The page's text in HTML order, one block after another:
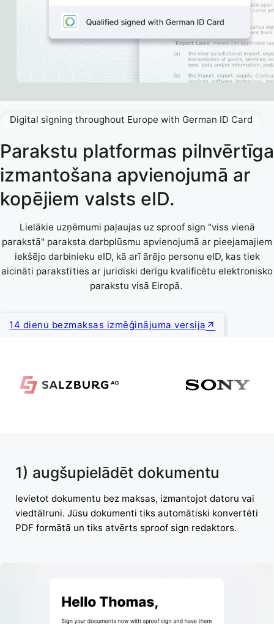
Parakstu platformas pilnvērtīga
izmantošana apvienojumā ar
kopējiem valsts eID.
Lielākie uzņēmumi paļaujas uz sproof sign "viss vienā
parakstā" paraksta darbplūsmu apvienojumā ar pieejamajiem
iekšējo darbinieku eID, kā arī ārējo personu eID, kas tiek
aicināti parakstīties ar juridiski derīgu kvalificētu elektronisko
parakstu visā Eiropā.
Digital signing throughout Europe with German ID Card
14 dienu bezmaksas izmēģinājuma versija
1) augšupielādēt dokumentu
Ievietot dokumentu bez maksas, izmantojot datoru vai
viedtālruni. Jūsu dokumenti tiks automātiski konvertēti
PDF formātā un tiks atvērts sproof sign redaktors.